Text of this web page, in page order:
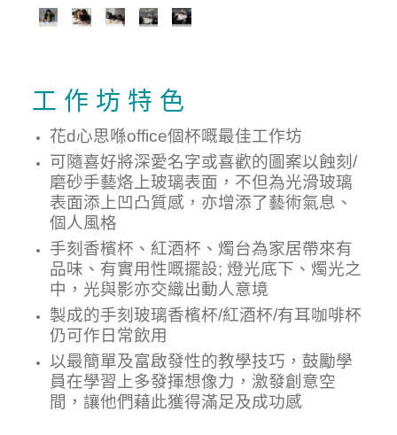
工 作 坊 特 色
花d心思喺office個杯嘅最佳工作坊
可隨喜好將深愛名字或喜歡的圖案以蝕刻/
磨砂手藝烙上玻璃表面，不但為光滑玻璃
表面添上凹凸質感，亦增添了藝術氣息、
個人風格
手刻香檳杯、紅酒杯、燭台為家居帶來有
品味、有實用性嘅擺設; 燈光底下、燭光之
中，光與影亦交織出動人意境
製成的手刻玻璃香檳杯/紅酒杯/有耳咖啡杯
仍可作日常飲用
以最簡單及富啟發性的教學技巧，鼓勵學
員在學習上多發揮想像力，激發創意空
間，讓他們藉此獲得滿足及成功感